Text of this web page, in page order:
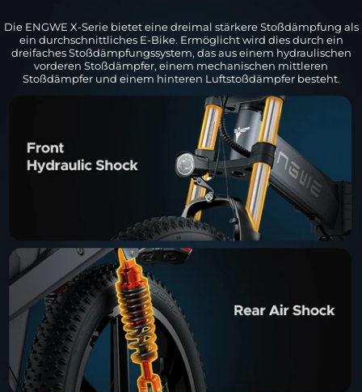
Die ENGWE X-Serie bietet eine dreimal stärkere Stoßdämpfung als
ein durchschnittliches E-Bike. Ermöglicht wird dies durch ein
dreifaches Stoßdämpfungssystem, das aus einem hydraulischen
vorderen Stoßdämpfer, einem mechanischen mittleren
Stoßdämpfer und einem hinteren Luftstoßdämpfer besteht.